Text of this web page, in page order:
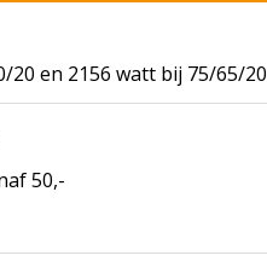
20 en 2156 watt bij 75/65/20
50,-